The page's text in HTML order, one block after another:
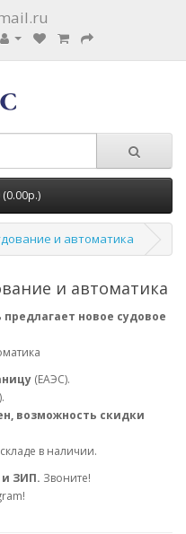
и автоматика
и автоматика
новое судовое
(ЕАЭС).
возможность скидки
в наличии.
и ЗИП. Звоните!